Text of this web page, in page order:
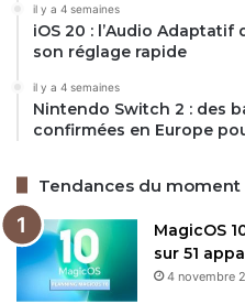
il y a 4 semaines
iOS 20 : l’Audio
son réglage rapide
il y a 4 semaines
Nintendo Switch 2 : des
confirmées en Europe
Tendances du moment
MagicOS
sur 51
4 novembre